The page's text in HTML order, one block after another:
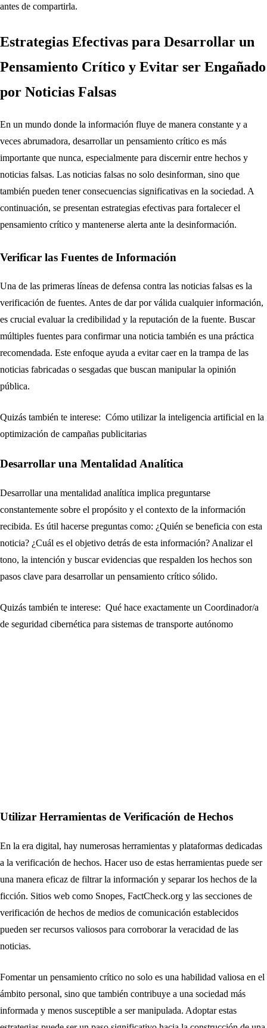
antes de compartirla.
Estrategias Efectivas para Desarrollar un
Pensamiento Crítico y Evitar ser Engañado
por Noticias Falsas
En un mundo donde la información fluye de manera constante y a
veces abrumadora, desarrollar un pensamiento crítico es más
importante que nunca, especialmente para discernir entre hechos y
noticias falsas. Las noticias falsas no solo desinforman, sino que
también pueden tener consecuencias significativas en la sociedad. A
continuación, se presentan estrategias efectivas para fortalecer el
pensamiento crítico y mantenerse alerta ante la desinformación.
Verificar las Fuentes de Información
Una de las primeras líneas de defensa contra las noticias falsas es la
verificación de fuentes. Antes de dar por válida cualquier información,
es crucial evaluar la credibilidad y la reputación de la fuente. Buscar
múltiples fuentes para confirmar una noticia también es una práctica
recomendada. Este enfoque ayuda a evitar caer en la trampa de las
noticias fabricadas o sesgadas que buscan manipular la opinión
pública.
Quizás también te interese: Cómo utilizar la inteligencia artificial en la
optimización de campañas publicitarias
Desarrollar una Mentalidad Analítica
Desarrollar una mentalidad analítica implica preguntarse
constantemente sobre el propósito y el contexto de la información
recibida. Es útil hacerse preguntas como: ¿Quién se beneficia con esta
noticia? ¿Cuál es el objetivo detrás de esta información? Analizar el
tono, la intención y buscar evidencias que respalden los hechos son
pasos clave para desarrollar un pensamiento crítico sólido.
Quizás también te interese: Qué hace exactamente un Coordinador/a
de seguridad cibernética para sistemas de transporte autónomo
Utilizar Herramientas de Verificación de Hechos
En la era digital, hay numerosas herramientas y plataformas dedicadas
a la verificación de hechos. Hacer uso de estas herramientas puede ser
una manera eficaz de filtrar la información y separar los hechos de la
ficción. Sitios web como Snopes, FactCheck.org y las secciones de
verificación de hechos de medios de comunicación establecidos
pueden ser recursos valiosos para corroborar la veracidad de las
noticias.
Fomentar un pensamiento crítico no solo es una habilidad valiosa en el
ámbito personal, sino que también contribuye a una sociedad más
informada y menos susceptible a ser manipulada. Adoptar estas